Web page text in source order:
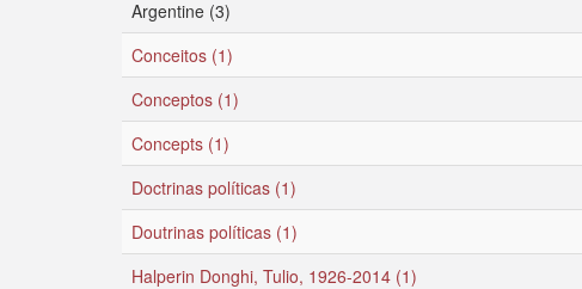
Argentine (3)
Conceitos (1)
Conceptos (1)
Concepts (1)
Doctrinas políticas (1)
Doutrinas políticas (1)
Halperin Donghi, Tulio, 1926-2014 (1)